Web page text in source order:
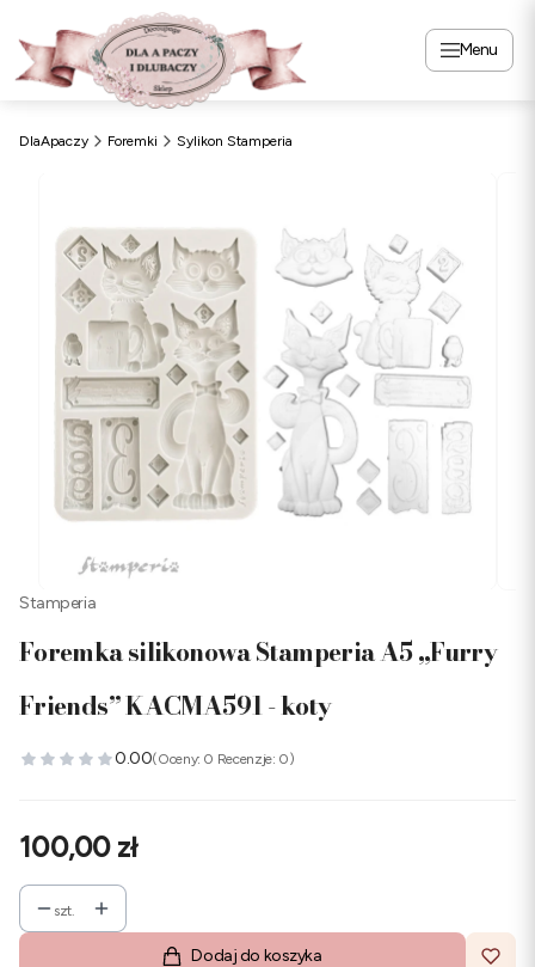
Menu
DlaApaczy Foremki Sylikon Stamperia
Stamperia
Foremka silikonowa Stamperia A5 „Furry
Friends” KACMA591 - koty
0.00(Oceny: 0 Recenzje: 0)
Cena
100,00 zł
szt.
Dodaj do koszyka